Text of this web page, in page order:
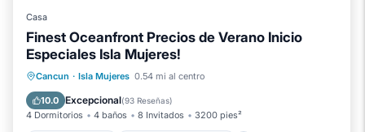
Casa
Finest Oceanfront Precios de Verano Inicio
Especiales Isla Mujeres!
Cancun · Isla Mujeres 0.54 mi al centro
10.0 Excepcional(93 Reseñas)
4 Dormitorios 4 baños 8 Invitados 3200 pies²
Piscina privada
Chimenea/Calefacción
Piscina
Balcón/Terraza